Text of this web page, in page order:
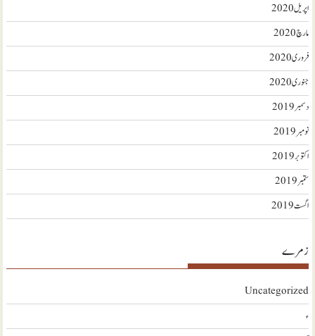
اپریل 2020
مارچ 2020
فروری 2020
جنوری 2020
دسمبر 2019
نومبر 2019
اکتوبر 2019
ستمبر 2019
اگست 2019
زمرے
Uncategorized
ء